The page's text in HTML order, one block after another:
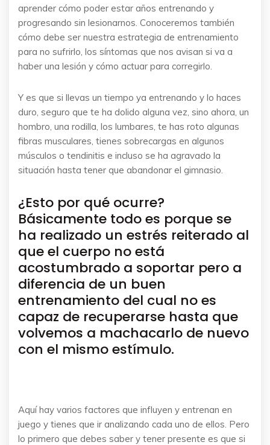
aprender cómo poder estar años entrenando y
progresando sin lesionarnos. Conoceremos también
cómo debe ser nuestra estrategia de entrenamiento
para no sufrirlo, los síntomas que nos avisan si va a
haber una lesión y cómo actuar para corregirlo.
Y es que si llevas un tiempo ya entrenando y lo haces
duro, seguro que te ha dolido alguna vez, sino ahora, un
hombro, una rodilla, los lumbares, te has roto algunas
fibras musculares, tienes sobrecargas en algunos
músculos o tendinitis e incluso se ha agravado la
situación hasta tener que abandonar el gimnasio.
¿Esto por qué ocurre?
Básicamente todo es porque se
ha realizado un estrés reiterado al
que el cuerpo no está
acostumbrado a soportar pero a
diferencia de un buen
entrenamiento del cual no es
capaz de recuperarse hasta que
volvemos a machacarlo de nuevo
con el mismo estímulo.
Aquí hay varios factores que influyen y entrenan en
juego y tienes que ir analizando cada uno de ellos. Pero
lo primero que debes saber y tener presente es que si